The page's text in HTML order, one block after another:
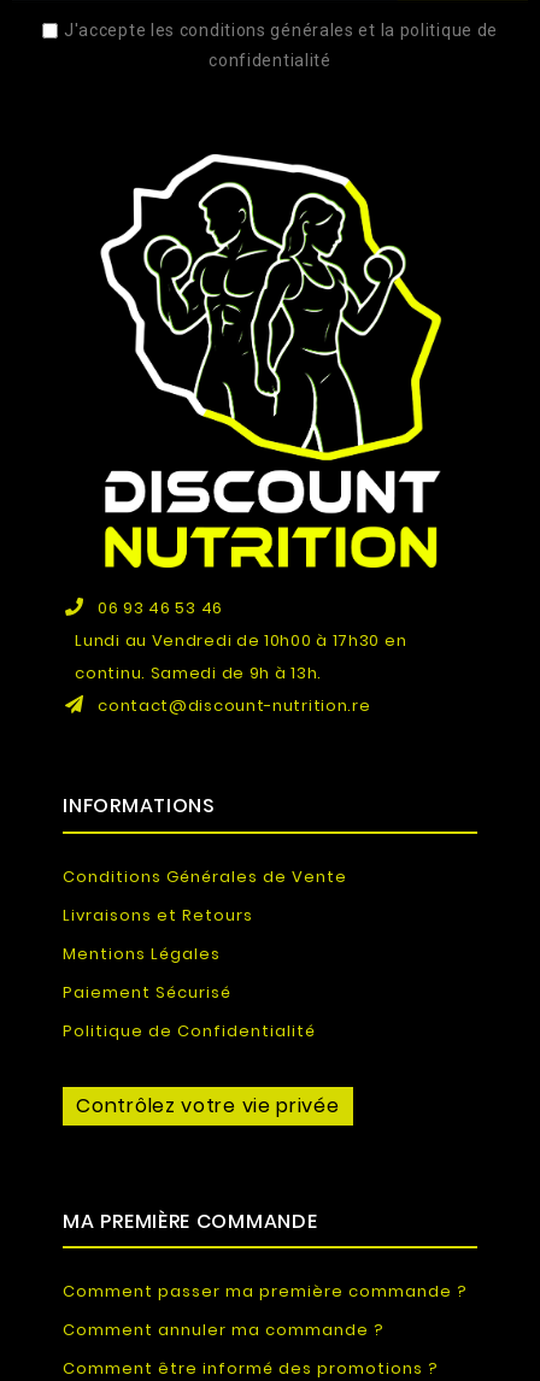
J'accepte les conditions générales et la politique de
confidentialité
06 93 46 53 46
Lundi au Vendredi de 10h00 à 17h30 en
continu. Samedi de 9h à 13h.
contact@discount-nutrition.re
INFORMATIONS
Conditions Générales de Vente
Livraisons et Retours
Mentions Légales
Paiement Sécurisé
Politique de Confidentialité
Contrôlez votre vie privée
MA PREMIÈRE COMMANDE
Comment passer ma première commande ?
Comment annuler ma commande ?
Comment être informé des promotions ?